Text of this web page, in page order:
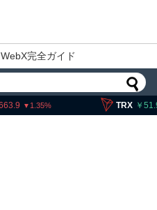
WebX完全ガイド
51.91 0.02